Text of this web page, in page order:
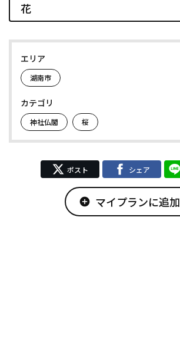
花
エリア
湖南市
カテゴリ
神社仏閣 桜
ポスト シェア
add_circle マイプランに追加